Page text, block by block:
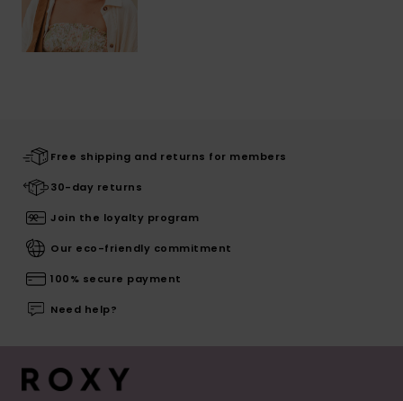
Free shipping and returns for members
30-day returns
Join the loyalty program
Our eco-friendly commitment
100% secure payment
Need help?